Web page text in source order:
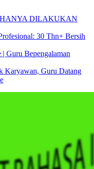
DILAKUKAN
30 Thn+ Bersih
Guru Bepengalaman
Karyawan, Guru Datang